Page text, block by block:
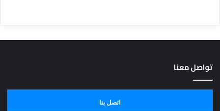
تواصل معنا
اتصل بنا